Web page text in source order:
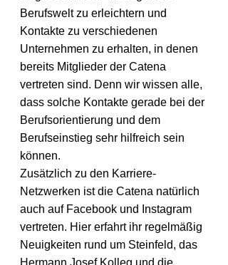
Berufswelt zu erleichtern und
Kontakte zu verschiedenen
Unternehmen zu erhalten, in denen
bereits Mitglieder der Catena
vertreten sind. Denn wir wissen alle,
dass solche Kontakte gerade bei der
Berufsorientierung und dem
Berufseinstieg sehr hilfreich sein
können.
Zusätzlich zu den Karriere-
Netzwerken ist die Catena natürlich
auch auf Facebook und Instagram
vertreten. Hier erfahrt ihr regelmäßig
Neuigkeiten rund um Steinfeld, das